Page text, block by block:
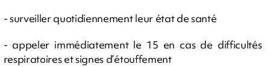
- surveiller quotidiennement leur état de santé
- appeler immédiatement le 15 en cas de difficultés
respiratoires et signes d’étouffement